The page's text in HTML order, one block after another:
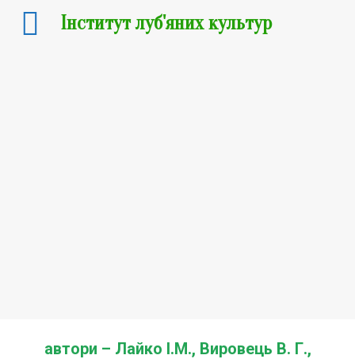
автори – Лайко І.М., Вировець В. Г.,
Інститут луб'яних культур